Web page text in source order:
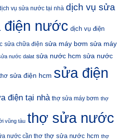
vụ sửa nước tại nhà dịch vụ sửa
điện nước dịch vụ điện
sửa chữa điện sửa máy bơm sửa máy
nước dalat sửa nước hcm sửa nước
sửa điện hcm sửa điện
điện tại nhà thợ sửa máy bơm thợ
vũng tàu thợ sửa nước
nước cần thơ thợ sửa nước hcm thợ